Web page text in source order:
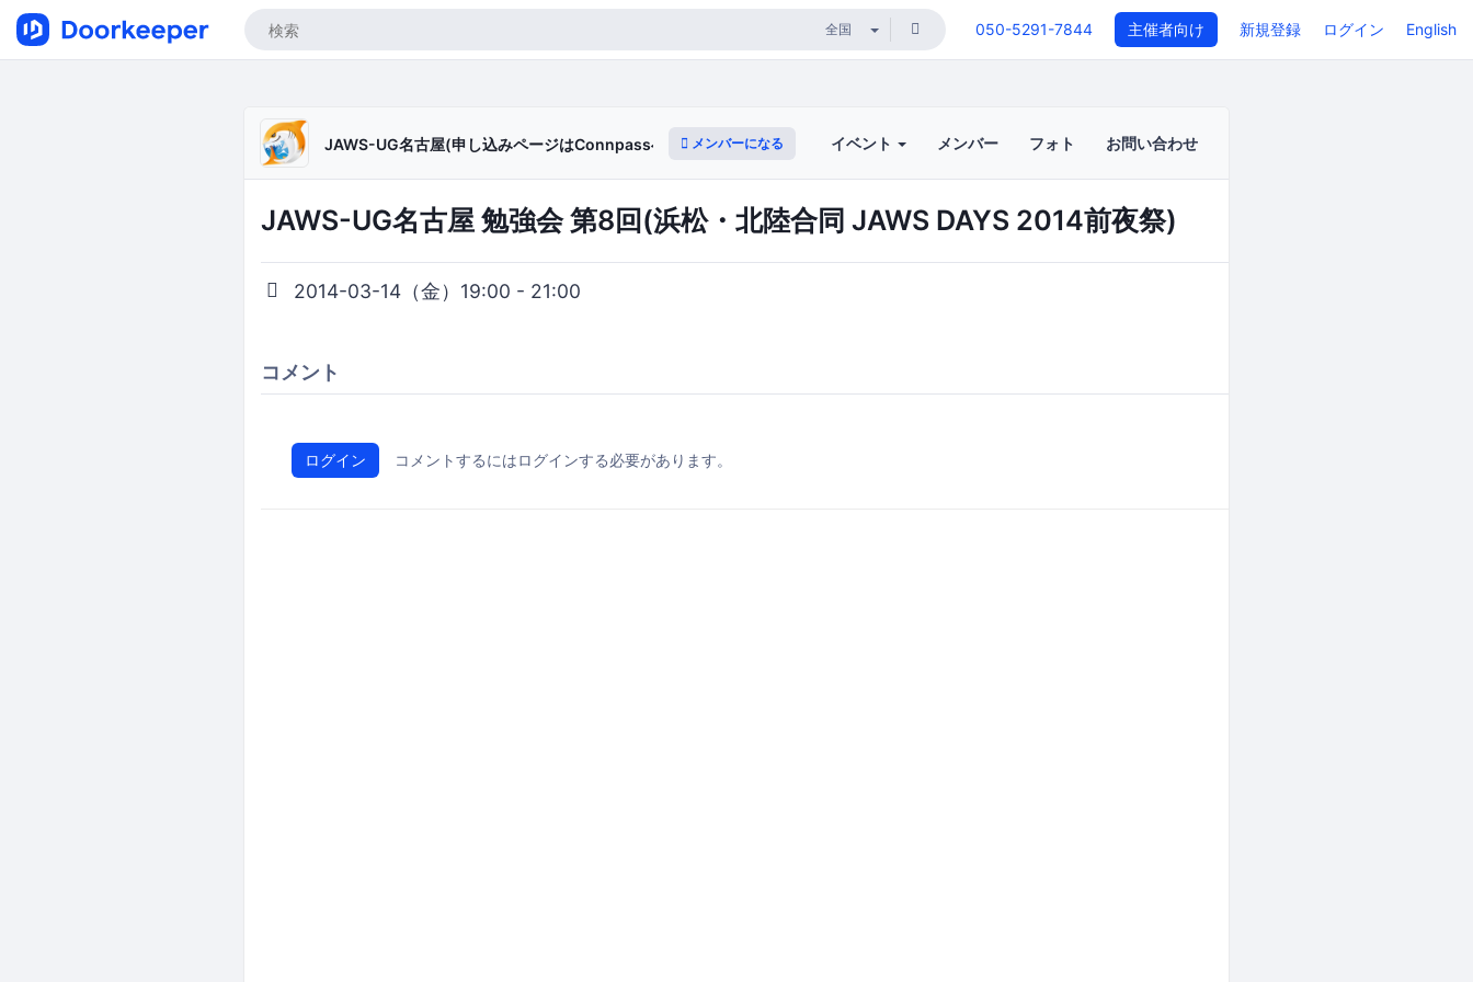
050-5291-7844 主催者向け 新規登録 ログイン English
JAWS-UG名古屋(申し込みページはConnpassへ移行)メンバーになる イベント メンバー フォト お問い合わせ
JAWS-UG名古屋 勉強会 第8回(浜松・北陸合同 JAWS DAYS 2014前夜祭)
2014-03-14（金）19:00 - 21:00
コメント
ログイン コメントするにはログインする必要があります。